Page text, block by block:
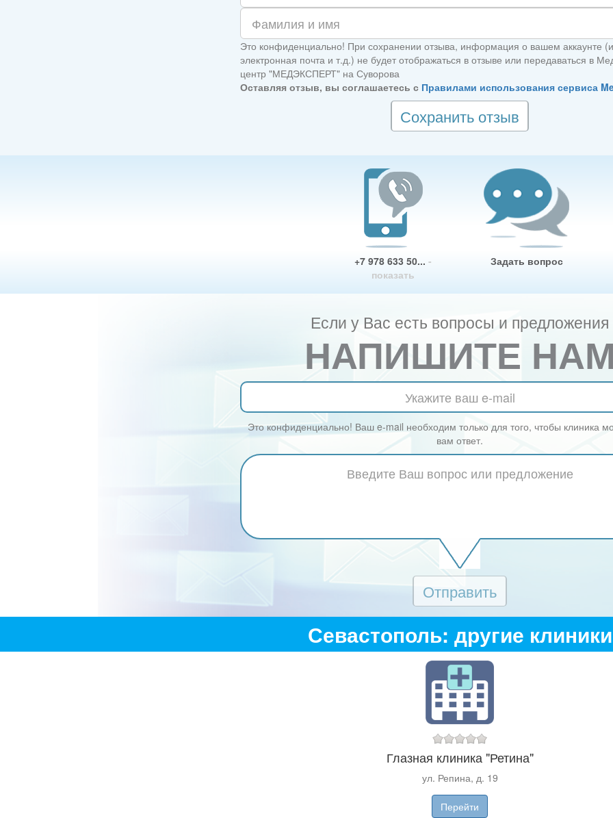
Это конфиденциально! При сохранении отзыва, информация о вашем аккаунте
электронная почта и т.д.) не будет отображаться в отзыве или передаваться в
центр "МЕДЭКСПЕРТ" на Суворова
Оставляя отзыв, вы соглашаетесь с Правилами использования сервиса
Сохранить отзыв
+7 978 633 50... -
показать
Задать вопрос
Если у Вас есть вопросы и предложения
НАПИШИТЕ НАМ
Это конфиденциально! Ваш e-mail необходим только для того, чтобы клиника
вам ответ.
Отправить
Севастополь: другие клиники
Глазная клиника "Ретина"
ул. Репина, д. 19
Перейти